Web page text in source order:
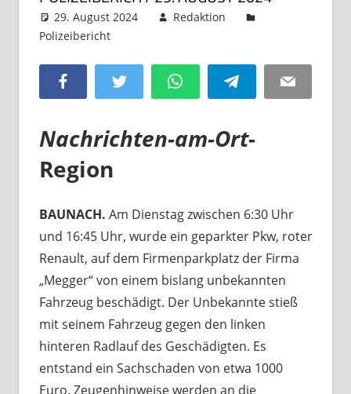
29. August 2024
Redaktion
Polizeibericht
Facebook Twitter WhatsAppTelegram Email
Nachrichten-am-Ort-
Region
BAUNACH. Am Dienstag zwischen 6:30 Uhr
und 16:45 Uhr, wurde ein geparkter Pkw, roter
Renault, auf dem Firmenparkplatz der Firma
„Megger“ von einem bislang unbekannten
Fahrzeug beschädigt. Der Unbekannte stieß
mit seinem Fahrzeug gegen den linken
hinteren Radlauf des Geschädigten. Es
entstand ein Sachschaden von etwa 1000
Euro. Zeugenhinweise werden an die